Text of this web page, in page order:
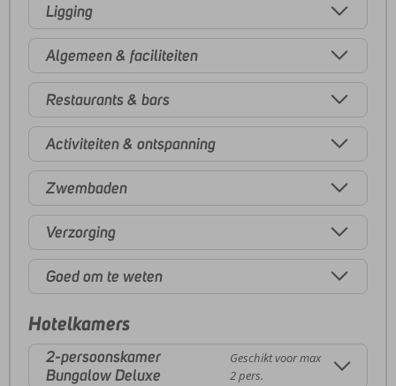
Ligging
Algemeen & faciliteiten
Restaurants & bars
Activiteiten & ontspanning
Zwembaden
Verzorging
Goed om te weten
Hotelkamers
2-persoonskamer
Bungalow Deluxe
Geschikt voor max
2 pers.